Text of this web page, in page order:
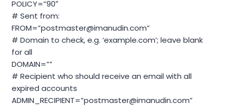
POLICY=”90″
# Sent from:
FROM=”postmaster@imanudin.com”
# Domain to check, e.g. ‘example.com’; leave blank
for all
DOMAIN=””
# Recipient who should receive an email with all
expired accounts
ADMIN_RECIPIENT=”postmaster@imanudin.com”